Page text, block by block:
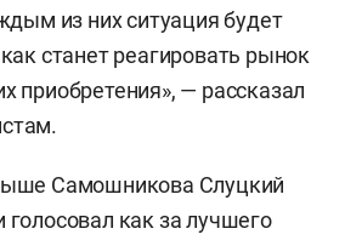
из них ситуация будет
станет реагировать рынок
приобретения», — рассказал
Самошникова Слуцкий
голосовал как за лучшего